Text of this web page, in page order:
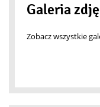
Galeria
Zobacz wszystkie